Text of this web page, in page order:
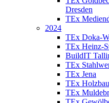
Dresden
TEx
2024
TEx Doka-
TEx Heinz-
BuildIT
TEx
TEx Jena
TEx
TEx